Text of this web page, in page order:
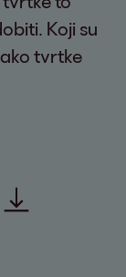
Koji su
tvrtke